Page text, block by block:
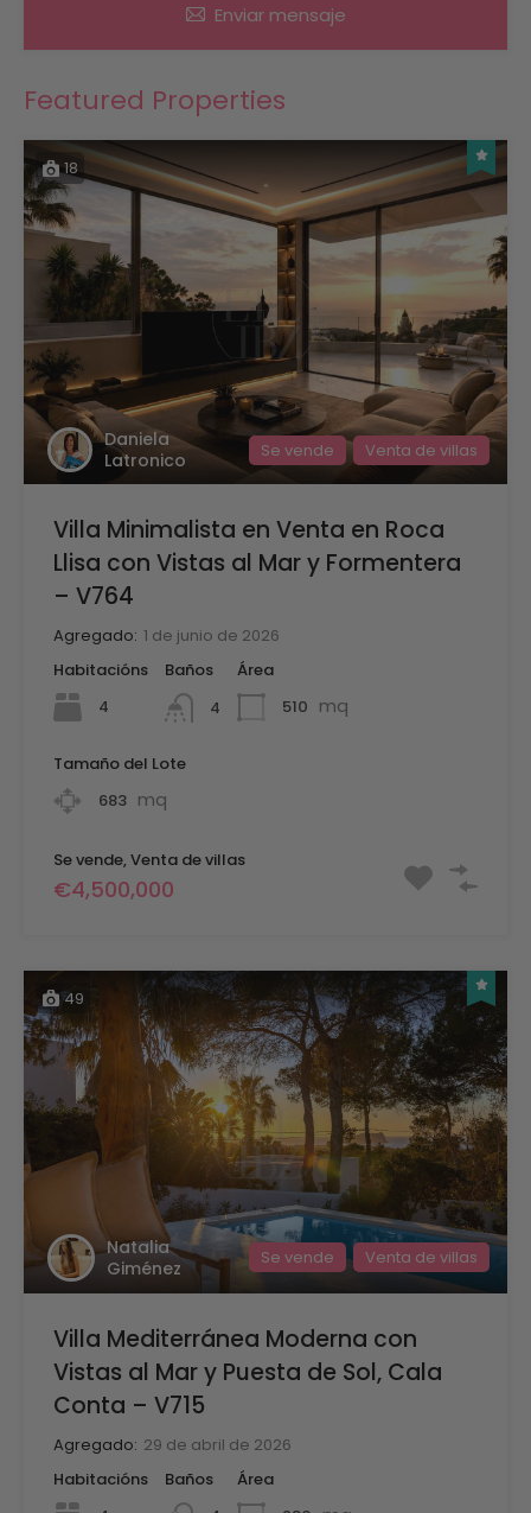
Enviar mensaje
Featured Properties
18
Daniela
Latronico
Se vende Venta de villas
Villa Minimalista en Venta en Roca
Llisa con Vistas al Mar y Formentera
– V764
Agregado: 1 de junio de 2026
Habitacións
4
Baños
4
Área
510 mq
Tamaño del Lote
683 mq
Se vende, Venta de villas
€4,500,000
49
Natalia
Giménez
Se vende Venta de villas
Villa Mediterránea Moderna con
Vistas al Mar y Puesta de Sol, Cala
Conta – V715
Agregado: 29 de abril de 2026
Habitacións
Baños
Área